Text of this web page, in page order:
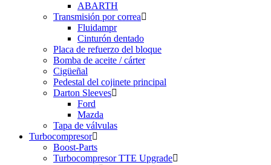
ABARTH
Transmisión por correa
Fluidampr
Cinturón dentado
Placa de refuerzo del bloque
Bomba de aceite / cárter
Cigüeñal
Pedestal del cojinete principal
Darton Sleeves
Ford
Mazda
Tapa de válvulas
Turbocompresor
Boost-Parts
Turbocompresor TTE Upgrade